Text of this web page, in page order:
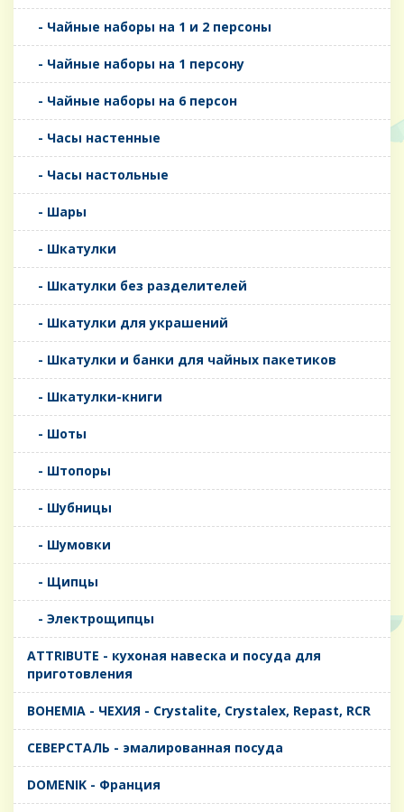
- Чайные наборы на 1 и 2 персоны
- Чайные наборы на 1 персону
- Чайные наборы на 6 персон
- Часы настенные
- Часы настольные
- Шары
- Шкатулки
- Шкатулки без разделителей
- Шкатулки для украшений
- Шкатулки и банки для чайных пакетиков
- Шкатулки-книги
- Шоты
- Штопоры
- Шубницы
- Шумовки
- Щипцы
- Электрощипцы
ATTRIBUTE - кухоная навеска и посуда для
приготовления
BOHEMIA - ЧЕХИЯ - Crystalite, Crystalex, Repast, RCR
CЕВЕРСТАЛЬ - эмалированная посуда
DOMENIK - Франция